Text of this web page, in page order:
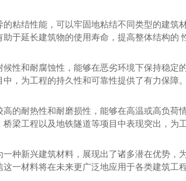
粘结性能，可以牢固地粘结不同类型的建筑
于延长建筑物的使用寿命，提高整体结构的
性和耐腐蚀性，能够在恶劣环境下保持稳定
，为工程的持久性和可靠性提供了有力保障。
的耐热性和耐磨损性，能够在高温或高负荷
梁工程以及地铁隧道等项目中表现突出，为
种新兴建筑材料，展现出了诸多潜在优势
一材料将在未来更广泛地应用于各类建筑工